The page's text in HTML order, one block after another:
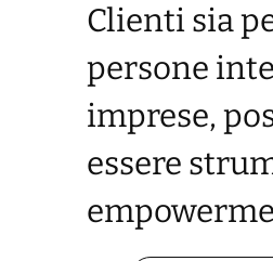
Clienti sia
persone
imprese,
essere